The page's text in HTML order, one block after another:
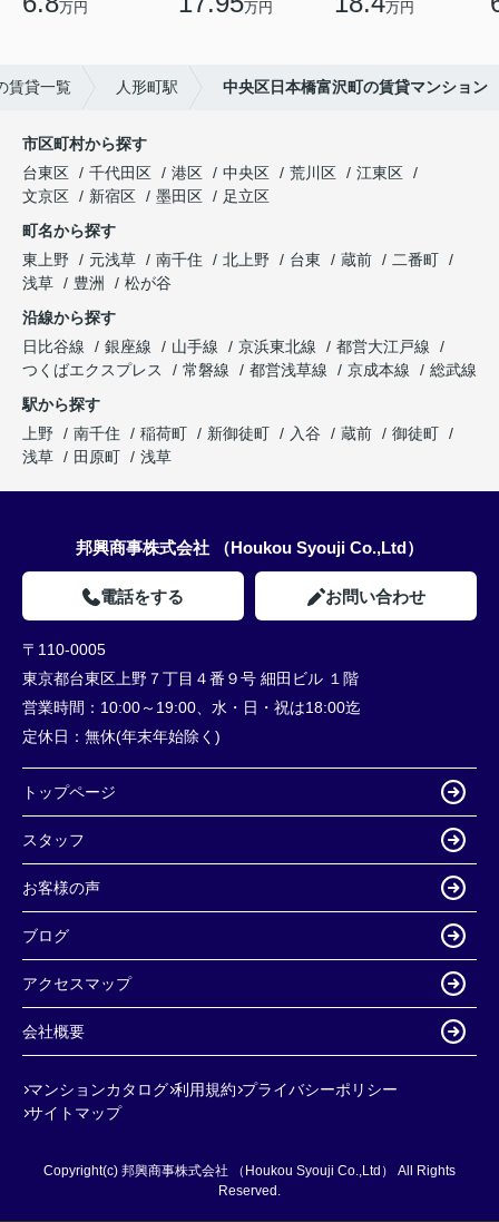
万円 万円 万円
賃貸一覧 人形町駅 中央区日本橋富沢町の賃貸マンション
市区町村から探す
台東区
千代田区 港区 中央区 荒川区
江東区
文京区
新宿区 墨田区
足立区
町名から探す
東上野
元浅草 南千住 北上野 台東 蔵前
二番町
浅草
豊洲
松が谷
沿線から探す
日比谷線
銀座線 山手線 京浜東北線
都営大江戸線
つくばエクスプレス
常磐線 都営浅草線 京成本線
総武線
駅から探す
上野
南千住 稲荷町 新御徒町 入谷 蔵前
御徒町
浅草
田原町 浅草
邦興商事株式会社 （Houkou Syouji Co.,Ltd）
電話をする お問い合わせ
〒110-0005
東京都台東区上野７丁目４番９号 細田ビル １階
営業時間： 10:00～19:00、水・日・祝は18:00迄
定休日： 無休(年末年始除く)
トップページ
スタッフ
お客様の声
ブログ
アクセスマップ
会社概要
マンションカタログ 利用規約 プライバシーポリシー
サイトマップ
Copyright(c) 邦興商事株式会社 （Houkou Syouji Co.,Ltd） All Rights
Reserved.